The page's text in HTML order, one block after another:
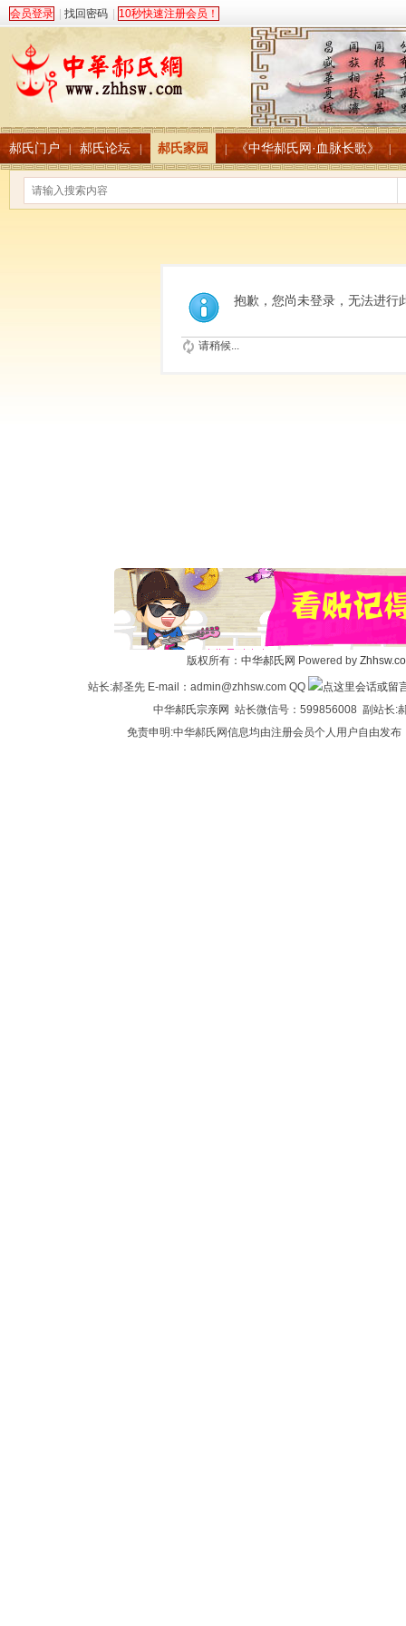
会员登录 找回密码 10秒快速注册会员！
郝氏门户 | 郝氏论坛 | 郝氏家园 《中华郝氏网·血脉长歌》
抱歉，您尚未登录，无法进行
请稍候...
版权所有： 中华郝氏网 Powered by
站长:郝圣先 E-mail：admin@zhhsw.com QQ
中华郝氏宗亲网 站长微信号：599856008 副站长:
免责申明:中华郝氏网信息均由注册会员个人用户自由发